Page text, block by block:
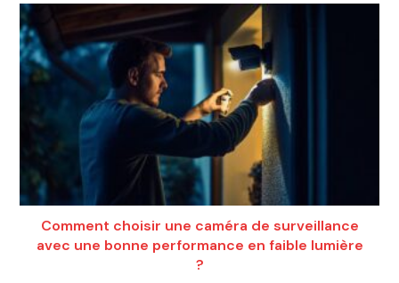
Comment choisir une caméra de surveillance
avec une bonne performance en faible lumière
?